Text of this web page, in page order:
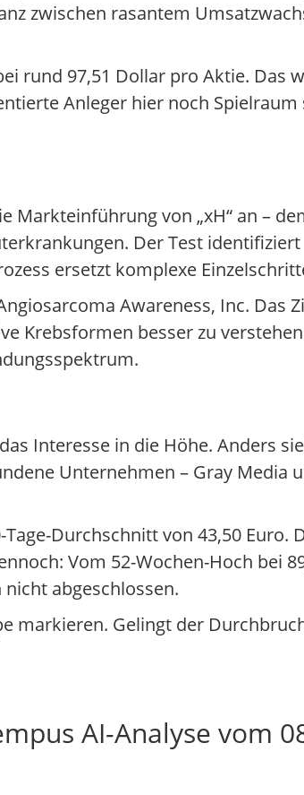
zwischen rasantem
rund 97,51 Dollar pro Aktie. Das
Anleger hier noch Spielraum
Markteinführung von „xH“ an –
Der Test identifiziert
ersetzt komplexe
Awareness, Inc. Das
Krebsformen besser zu
Interesse in die Höhe. Anders
Unternehmen – Gray Media
Durchschnitt von 43,50 Euro.
Vom 52-Wochen-Hoch bei
abgeschlossen.
markieren. Gelingt der
AI-Analyse vom